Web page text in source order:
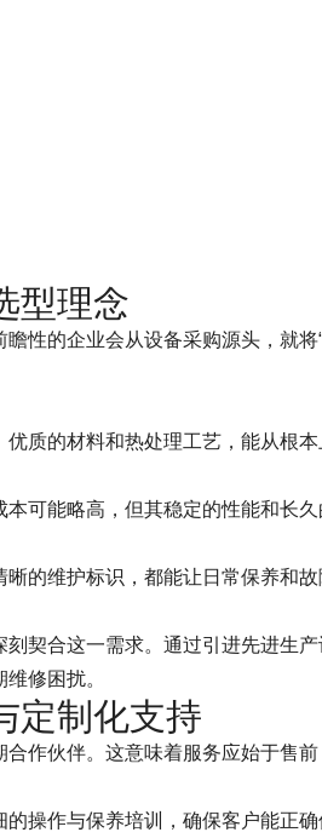
型理念
性的企业会从设备采购源头，就将
质的材料和热处理工艺，能从根
可能略高，但其稳定的性能和长
的维护标识，都能让日常保养和
契合这一需求。通过引进先进生
修困扰。
定制化支持
作伙伴。这意味着服务应始于售
操作与保养培训，确保客户能正